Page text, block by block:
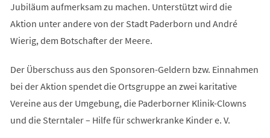
Jubiläum aufmerksam zu machen. Unterstützt wird die
Aktion unter andere von der Stadt Paderborn und André
Wierig, dem Botschafter der Meere.
Der Überschuss aus den Sponsoren-Geldern bzw. Einnahmen
bei der Aktion spendet die Ortsgruppe an zwei karitative
Vereine aus der Umgebung, die Paderborner Klinik-Clowns
und die Sterntaler – Hilfe für schwerkranke Kinder e. V.